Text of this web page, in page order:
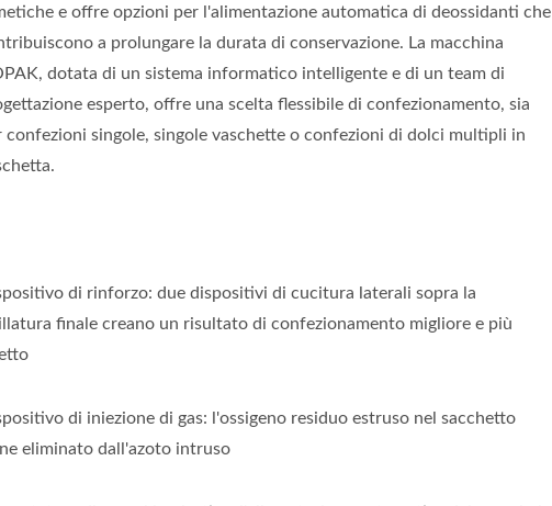
e offre opzioni per l'alimentazione automatica di deossidanti che
a prolungare la durata di conservazione. La macchina
dotata di un sistema informatico intelligente e di un team di
esperto, offre una scelta flessibile di confezionamento, sia
confezioni singole, singole vaschette o confezioni di dolci multipli in
di rinforzo: due dispositivi di cucitura laterali sopra la
finale creano un risultato di confezionamento migliore e più
di iniezione di gas: l'ossigeno residuo estruso nel sacchetto
eliminato dall'azoto intruso